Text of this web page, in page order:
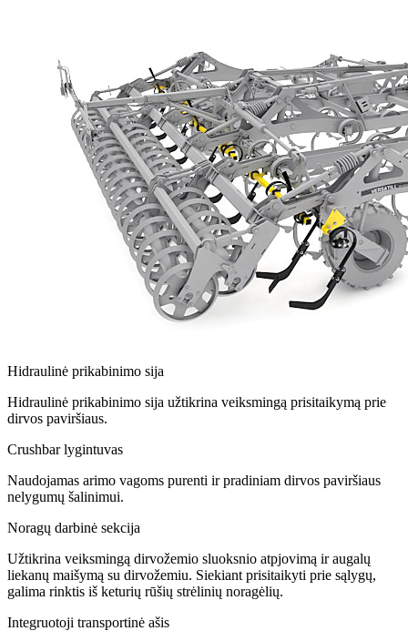
Hidraulinė prikabinimo sija
Hidraulinė prikabinimo sija užtikrina veiksmingą prisitaikymą prie
dirvos paviršiaus.
Crushbar lygintuvas
Naudojamas arimo vagoms purenti ir pradiniam dirvos paviršiaus
nelygumų šalinimui.
Noragų darbinė sekcija
Užtikrina veiksmingą dirvožemio sluoksnio atpjovimą ir augalų
liekanų maišymą su dirvožemiu. Siekiant prisitaikyti prie sąlygų,
galima rinktis iš keturių rūšių strėlinių noragėlių.
Integruotoji transportinė ašis